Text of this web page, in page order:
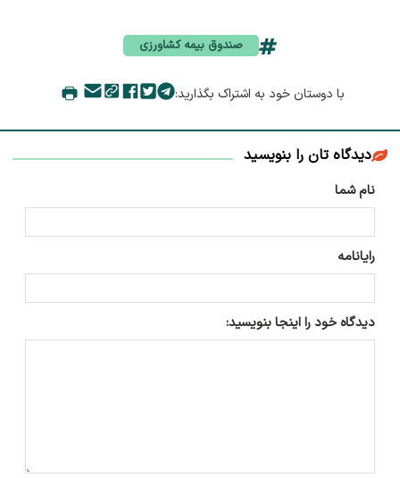
صندوق بیمه کشاورزی
با دوستان خود به اشتراک بگذارید:
دیدگاه تان را بنویسید
نام شما
رایانامه
دیدگاه خود را اینجا بنویسید: